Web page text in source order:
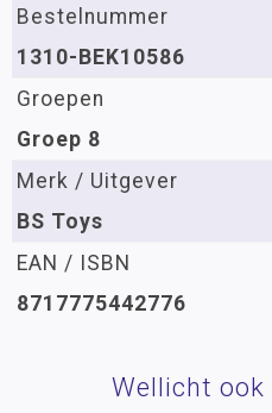
Bestelnummer
1310-BEK10586
Groepen
Groep 8
Merk / Uitgever
BS Toys
EAN / ISBN
8717775442776
Wellicht ook